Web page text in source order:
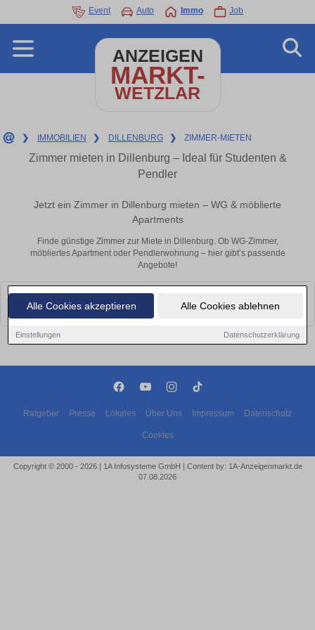
Alle Cookies akzeptieren Alle Cookies ablehnen
Einstellungen Datenschutzerklärung
Event Auto Immo Job
ANZEIGEN
MARKT-
WETZLAR
❯ IMMOBILIEN ❯ DILLENBURG ❯ ZIMMER-MIETEN
Zimmer mieten in Dillenburg – Ideal für Studenten &
Pendler
Jetzt ein Zimmer in Dillenburg mieten – WG & möblierte
Apartments
Finde günstige Zimmer zur Miete in Dillenburg. Ob WG-Zimmer,
möbliertes Apartment oder Pendlerwohnung – hier gibt’s passende
Angebote!
Leider konnten wir derzeit keine passenden Objekte finden. Schauen Sie
bald wieder vorbei!
Ratgeber Presse Lokales Über Uns Impressum Datenschutz
Cookies
Copyright © 2000 - 2026 | 1A Infosysteme GmbH | Content by: 1A-Anzeigenmarkt.de
07.08.2026